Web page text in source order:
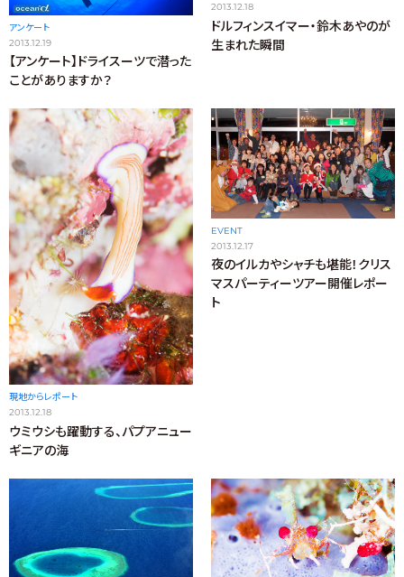
アンケート
2013.12.19
【アンケート】ドライスーツで潜った
ことがありますか？
2013.12.18
ドルフィンスイマー・鈴木あやのが
生まれた瞬間
現地からレポート
2013.12.18
ウミウシも躍動する、パプアニュー
ギニアの海
EVENT
2013.12.17
夜のイルカやシャチも堪能！クリス
マスパーティーツアー開催レポー
ト